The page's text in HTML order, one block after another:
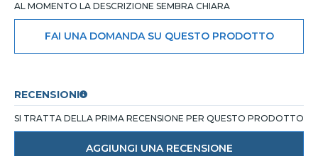
AL MOMENTO LA DESCRIZIONE SEMBRA CHIARA
FAI UNA DOMANDA SU QUESTO PRODOTTO
RECENSIONI
SI TRATTA DELLA PRIMA RECENSIONE PER QUESTO PRODOTTO
AGGIUNGI UNA RECENSIONE